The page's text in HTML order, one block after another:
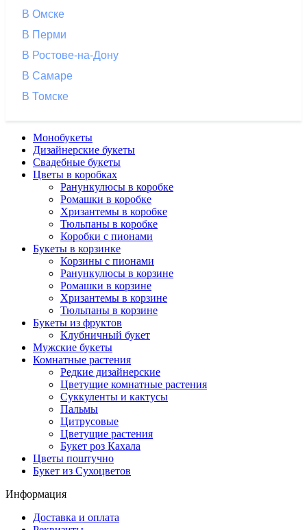
В Омске
В Перми
В Ростове-на-Дону
В Самаре
В Томске
Монобукеты
Дизайнерские букеты
Свадебные букеты
Цветы в коробках
Ранункулюсы в коробке
Ромашки в коробке
Хризантемы в коробке
Тюльпаны в коробке
Коробки с пионами
Букеты в корзинке
Корзины с пионами
Ранункулюсы в корзине
Ромашки в корзине
Хризантемы в корзине
Тюльпаны в корзине
Букеты из фруктов
Клубничный букет
Мужские букеты
Комнатные растения
Редкие дизайнерские
Цветущие комнатные растения
Суккуленты и кактусы
Пальмы
Цитрусовые
Цветущие растения
Букет роз Кахала
Цветы поштучно
Букет из Сухоцветов
Информация
Доставка и оплата